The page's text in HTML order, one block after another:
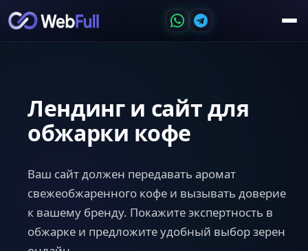
Лендинг и сайт для
обжарки кофе
Ваш сайт должен передавать аромат
свежеобжаренного кофе и вызывать доверие
к вашему бренду. Покажите экспертность в
обжарке и предложите удобный выбор зерен